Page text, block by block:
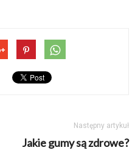
Następny artykuł
Jakie gumy są zdrowe?